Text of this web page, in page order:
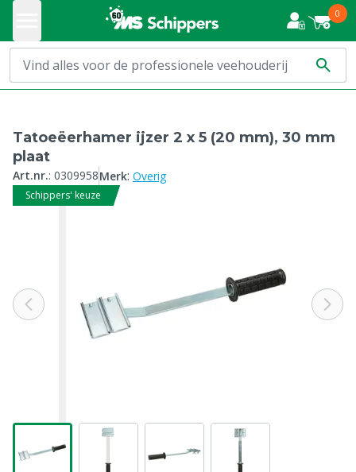
0
Tatoeëerhamer ijzer 2 x 5 (20 mm), 30 mm
plaat
Art.nr.: 0309958Merk: Overig
Schippers' keuze